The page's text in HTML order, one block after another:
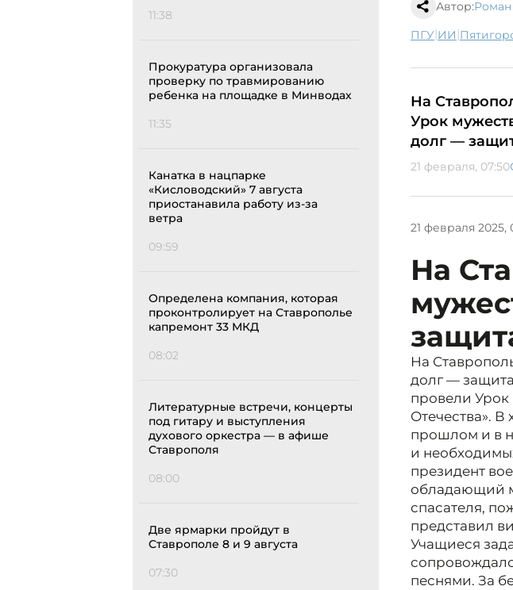
11:38
Прокуратура организовала
проверку по травмированию
ребенка на площадке в Минводах
11:35
Канатка в нацпарке
«Кисловодский» 7 августа
приостанавила работу из-за
ветра
09:59
Определена компания, которая
проконтролирует на Ставрополье
капремонт 33 МКД
08:02
Литературные встречи, концерты
под гитару и выступления
духового оркестра — в афише
Ставрополя
08:00
Две ярмарки пройдут в
Ставрополе 8 и 9 августа
07:30
Автор:
ПГУ| ИИ |
На
Урок
долг —
21 февраля, 07:50
21 февраля 2025,
На
На
долг —
провели Урок
Отечества».
прошлом и в
и
президент
обладающий
спасателя,
представил
Учащиеся
песнями. За